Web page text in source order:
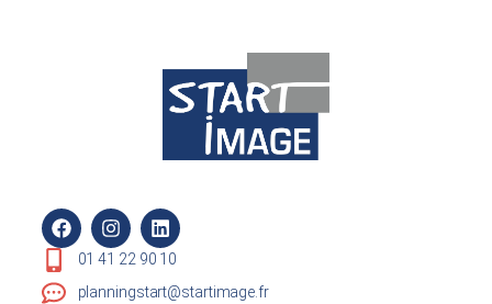
01 41 22 90 10
planningstart@startimage.fr